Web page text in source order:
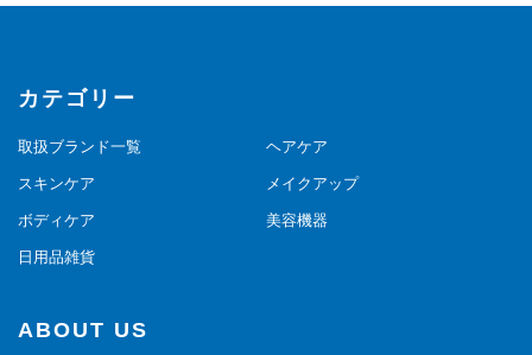
カテゴリー
取扱ブランド一覧 ヘアケア
スキンケア メイクアップ
ボディケア 美容機器
日用品雑貨
ABOUT US